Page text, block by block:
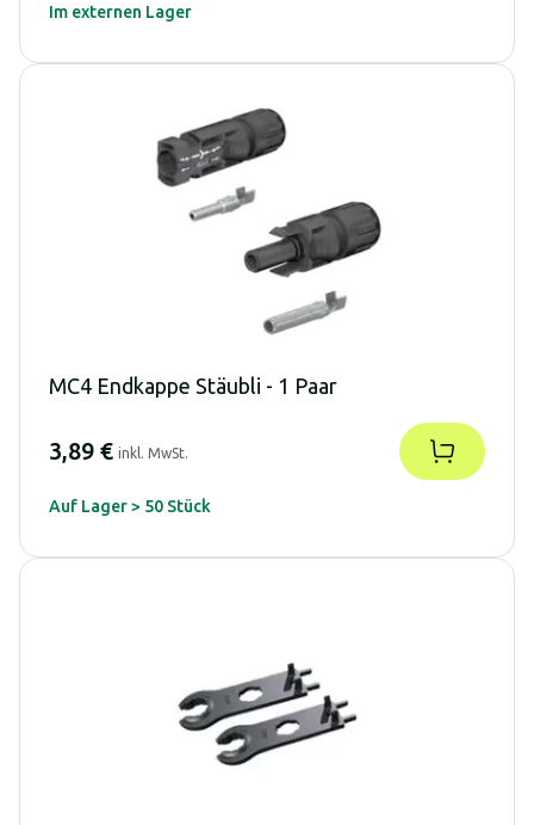
Im externen Lager
MC4 Endkappe Stäubli - 1 Paar
3,89 € inkl. MwSt.
Auf Lager > 50 Stück